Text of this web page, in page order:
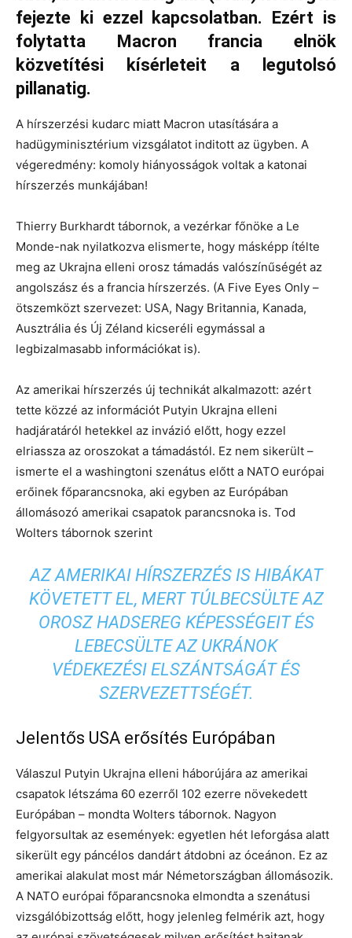
fejezte ki ezzel kapcsolatban. Ezért is
folytatta Macron francia elnök
közvetítési kísérleteit a legutolsó
pillanatig.
A hírszerzési kudarc miatt Macron utasítására a
hadügyminisztérium vizsgálatot inditott az ügyben. A
végeredmény: komoly hiányosságok voltak a katonai
hírszerzés munkájában!
Thierry Burkhardt tábornok, a vezérkar főnöke a Le
Monde-nak nyilatkozva elismerte, hogy másképp ítélte
meg az Ukrajna elleni orosz támadás valószínűségét az
angolszász és a francia hírszerzés. (A Five Eyes Only –
ötszemközt szervezet: USA, Nagy Britannia, Kanada,
Ausztrália és Új Zéland kicseréli egymással a
legbizalmasabb információkat is).
Az amerikai hírszerzés új technikát alkalmazott: azért
tette közzé az információt Putyin Ukrajna elleni
hadjáratáról hetekkel az invázió előtt, hogy ezzel
elriassza az oroszokat a támadástól. Ez nem sikerült –
ismerte el a washingtoni szenátus előtt a NATO európai
erőinek főparancsnoka, aki egyben az Európában
állomásozó amerikai csapatok parancsnoka is. Tod
Wolters tábornok szerint
AZ AMERIKAI HÍRSZERZÉS IS HIBÁKAT
KÖVETETT EL, MERT TÚLBECSÜLTE AZ
OROSZ HADSEREG KÉPESSÉGEIT ÉS
LEBECSÜLTE AZ UKRÁNOK
VÉDEKEZÉSI ELSZÁNTSÁGÁT ÉS
SZERVEZETTSÉGÉT.
Jelentős USA erősítés Európában
Válaszul Putyin Ukrajna elleni háborújára az amerikai
csapatok létszáma 60 ezerről 102 ezerre növekedett
Európában – mondta Wolters tábornok. Nagyon
felgyorsultak az események: egyetlen hét leforgása alatt
sikerült egy páncélos dandárt átdobni az óceánon. Ez az
amerikai alakulat most már Németországban állomásozik.
A NATO európai főparancsnoka elmondta a szenátusi
vizsgálóbizottság előtt, hogy jelenleg felmérik azt, hogy